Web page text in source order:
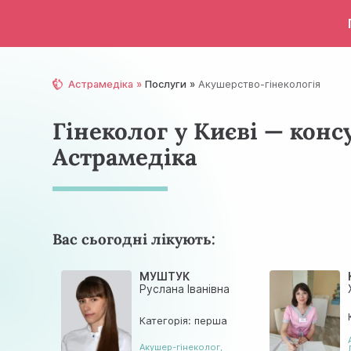
Астрамедіка Послуги Акушерство-гінекологія
Гінеколог у Києві —
Астрамедіка
Вас сьогодні лікують:
МУШТУК
Руслана Іванівна
Категорія: перша
Акушер-гінеколог,